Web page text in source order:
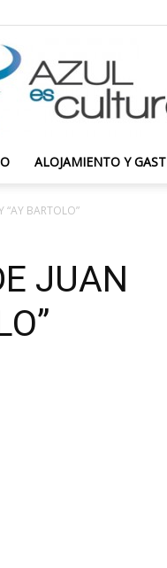
ALOJAMIENTO Y
“AY BARTOLO”
JUAN